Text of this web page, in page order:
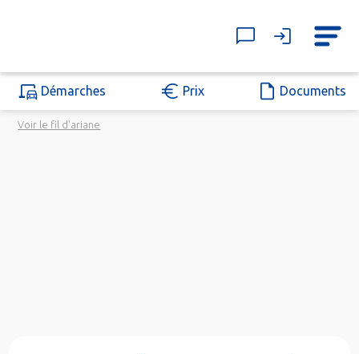
Démarches Prix Documents
Voir le fil d'ariane